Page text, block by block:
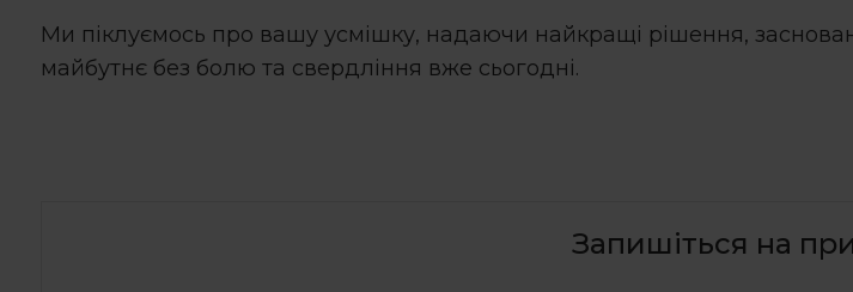
Ми піклуємось про вашу усмішку, надаючи найкращі рішення,
майбутнє без болю та свердління вже сьогодні.
Запишіться на